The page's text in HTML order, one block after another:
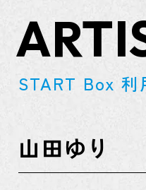
START Box 利
山田ゆり